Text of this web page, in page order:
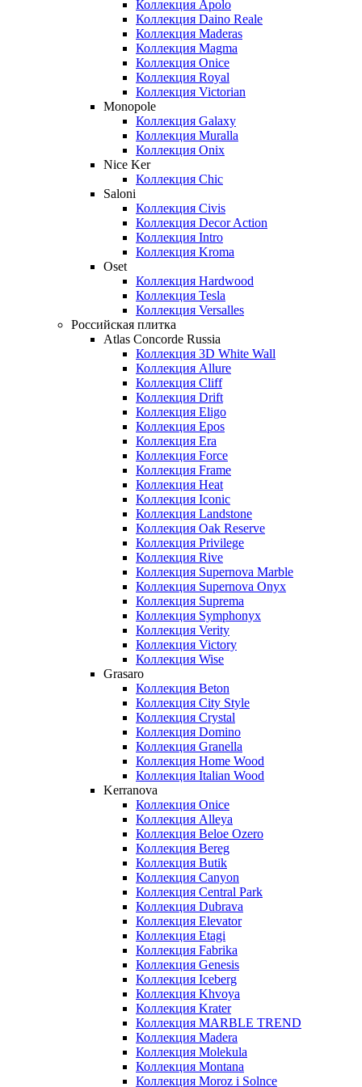
Коллекция Apolo
Коллекция Daino Reale
Коллекция Maderas
Коллекция Magma
Коллекция Onice
Коллекция Royal
Коллекция Victorian
Monopole
Коллекция Galaxy
Коллекция Muralla
Коллекция Onix
Nice Ker
Коллекция Сhic
Saloni
Коллекция Civis
Коллекция Decor Action
Коллекция Intro
Коллекция Kroma
Oset
Коллекция Hardwood
Коллекция Tesla
Коллекция Versalles
Российская плитка
Atlas Concorde Russia
Коллекция 3D White Wall
Коллекция Allure
Коллекция Cliff
Коллекция Drift
Коллекция Eligo
Коллекция Epos
Коллекция Era
Коллекция Force
Коллекция Frame
Коллекция Heat
Коллекция Iconic
Коллекция Landstone
Коллекция Oak Reserve
Коллекция Privilege
Коллекция Rive
Коллекция Supernova Marble
Коллекция Supernova Onyx
Коллекция Suprema
Коллекция Symphonyx
Коллекция Verity
Коллекция Victory
Коллекция Wise
Grasaro
Коллекция Beton
Коллекция City Style
Коллекция Crystal
Коллекция Domino
Коллекция Granella
Коллекция Home Wood
Коллекция Italian Wood
Kerranova
Коллекция Onice
Коллекция Alleya
Коллекция Beloe Ozero
Коллекция Bereg
Коллекция Butik
Коллекция Canyon
Коллекция Central Park
Коллекция Dubrava
Коллекция Elevator
Коллекция Etagi
Коллекция Fabrika
Коллекция Genesis
Коллекция Iceberg
Коллекция Khvoya
Коллекция Krater
Коллекция MARBLE TREND
Коллекция Madera
Коллекция Molekula
Коллекция Montana
Коллекция Moroz i Solnce